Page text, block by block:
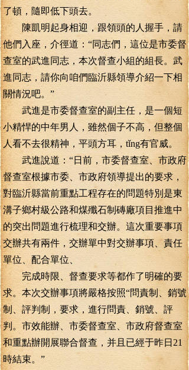
了頓，隨即低下頭去。
陳凱明起身相迎，跟領頭的人握手，請
他們入座，介徑道：“同志們，這位是市委督
查室的武進同志，本次督查小組的組長。武
進同志，請你向咱們臨沂縣領導介紹一下相
關情況吧。”
武進是市委督查室的副主任，是一個短
小精悍的中年男人，雖然個子不高，但整個
人看不去很精神，平頭方耳，tǐng有官威。
武進說道：“日前，市委督查室、市政府
督查室根據市委、市政府領導提出的要求，
對臨沂縣當前重點工程存在的問題特別是東
溝子鄉村級公路和煤殲石制磚廠項目推進中
的突出問題進行梳理和交辦。這次重要事項
交辦共有兩件，交辦單中對交辦事項、責任
單位、配合單位、
完成時限、督查要求等都作了明確的要
求。本次交辦事項將嚴格按照“問責制、銷號
制、評判制，要求，進行問責、銷號、評
判。市效能辦、市委督查室、市政府督查室
和重點辦開展聯合督查，并且已經于昨日21
時結束。”